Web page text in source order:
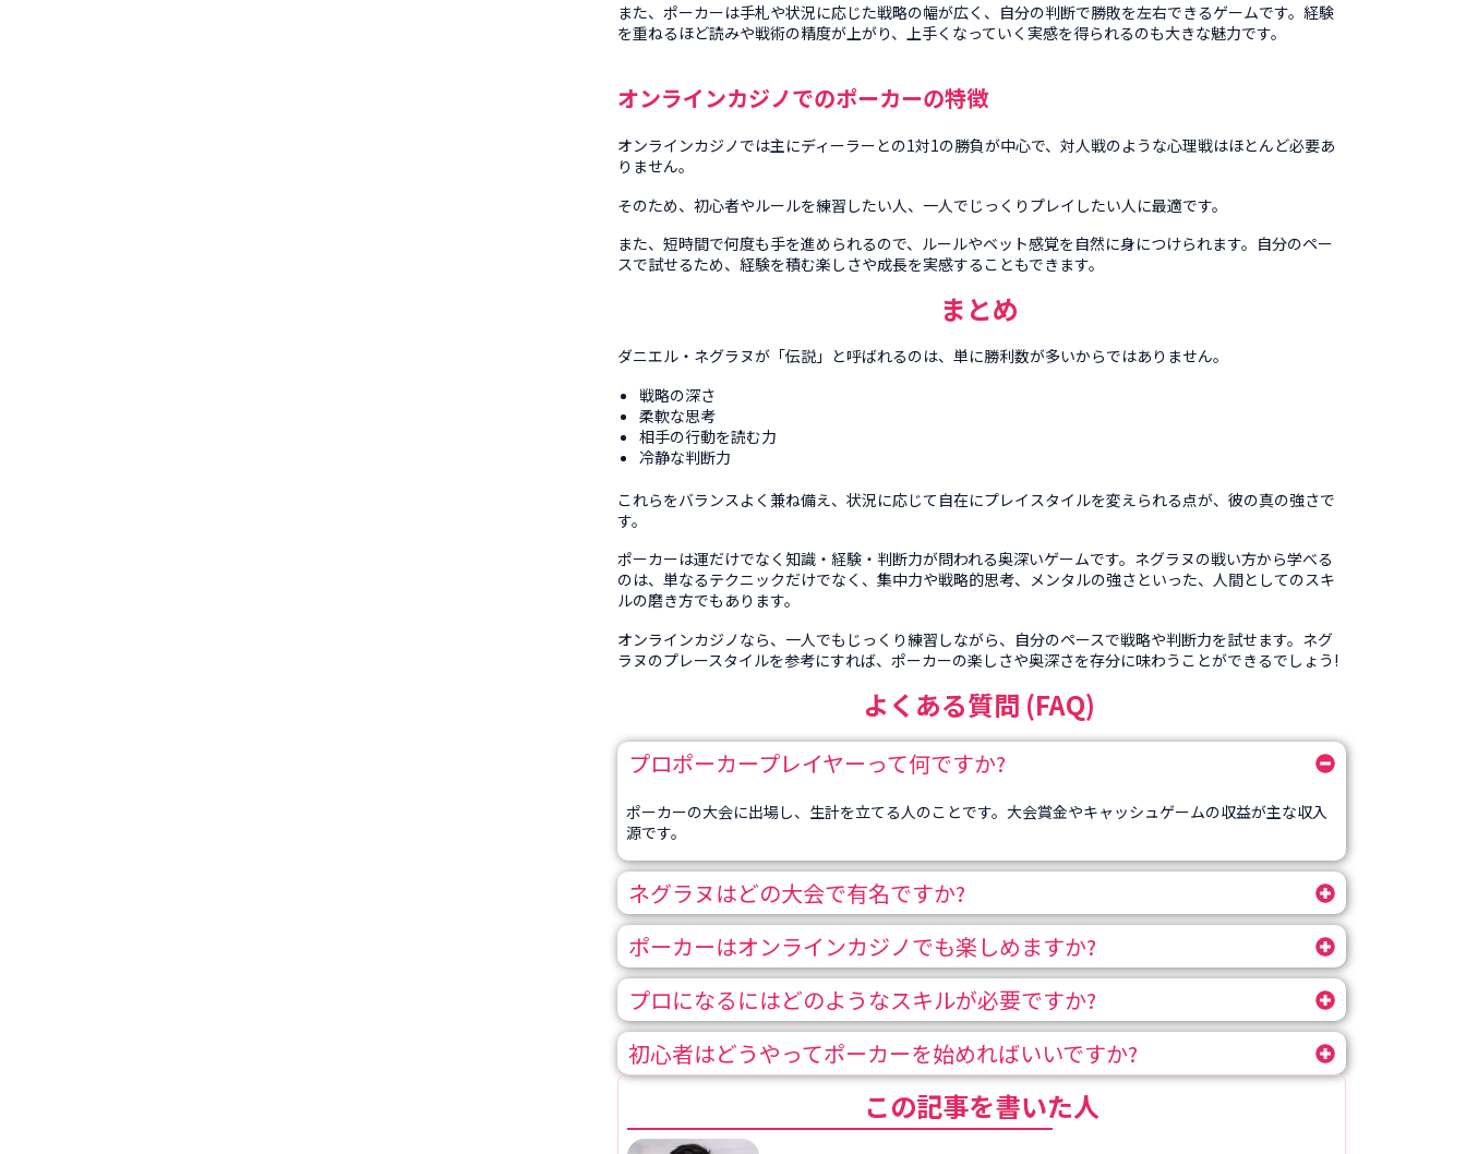
また、ポーカーは手札や状況に応じた戦略の幅が広く、自分の判断で勝敗を左右できるゲームです。経験
を重ねるほど読みや戦術の精度が上がり、上手くなっていく実感を得られるのも大きな魅力です。
オンラインカジノでのポーカーの特徴
オンラインカジノ では主にディーラーとの1対1の勝負が中心で、対人戦のような心理戦はほとんど必要あ
りません。
そのため、初心者やルールを練習したい人、一人でじっくりプレイしたい人に最適です。
また、短時間で何度も手を進められるので、ルールやベット感覚を自然に身につけられます。自分のペー
スで試せるため、経験を積む楽しさや成長を実感することもできます。
まとめ
ダニエル・ネグラヌが「伝説」と呼ばれるのは、単に勝利数が多いからではありません。
戦略の深さ
柔軟な思考
相手の行動を読む力
冷静な判断力
これらをバランスよく兼ね備え、状況に応じて自在にプレイスタイルを変えられる点が、彼の真の強さで
す。
ポーカーは運だけでなく知識・経験・判断力が問われる奥深いゲームです。ネグラヌの戦い方から学べる
のは、単なるテクニックだけでなく、集中力や戦略的思考、メンタルの強さといった、人間としてのスキ
ルの磨き方でもあります。
オンラインカジノなら、一人でもじっくり練習しながら、自分のペースで戦略や判断力を試せます。ネグ
ラヌのプレースタイルを参考にすれば、ポーカーの楽しさや奥深さを存分に味わうことができるでしょう!
よくある質問 (FAQ)
プロポーカープレイヤーって何ですか?
ポーカーの大会に出場し、生計を立てる人のことです。大会賞金やキャッシュゲームの収益が主な収入
源です。
ネグラヌはどの大会で有名ですか?
ポーカーはオンラインカジノでも楽しめますか?
プロになるにはどのようなスキルが必要ですか?
初心者はどうやってポーカーを始めればいいですか?
この記事を書いた人